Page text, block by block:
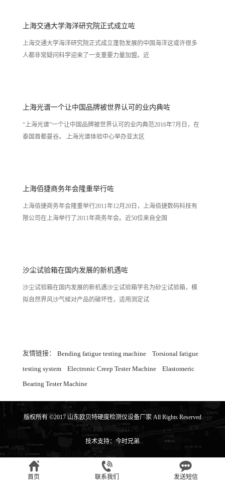
上海交通大学海洋研究院正式成立咗
上海交通大学海洋研究院正式成立蓬勃发展的中国海洋这或许很多
人都非常疑问科学迎来了一支重要力量加盟。近
上海光谱一个让中国品牌被世界认可的业内典咗
“上海光谱”一个让中国品牌被世界认可的业内典范2016年7月日，在
泰国首都曼谷。 上海光谱体验中心举办亚太区
上海佰捷商务年会隆重举行咗
上海佰捷商务年会隆重举行2011年12月20日，上海佰捷数码科技有
限公司在上海举行了2011年商务年会。近50位来自全国
沙尘试验箱在国内发展的新机遇咗
沙尘试验箱在国内发展的新机遇沙尘试验箱学名为砂尘试验箱，模
拟自然界风沙气候对产品的破坏性，适用测定试
友情链接： Bending fatigue testing machine
Torsional fatigue
testing system
Electronic Creep Tester Machine
Elastomeric
Bearing Tester Machine
版权所有 ©2017 山东欧贝特硬度检测仪设备厂家 All Rights Reserved
苏ICP备2020069412号-7
技术支持：今时兄弟
首页 联系我们 发送短信